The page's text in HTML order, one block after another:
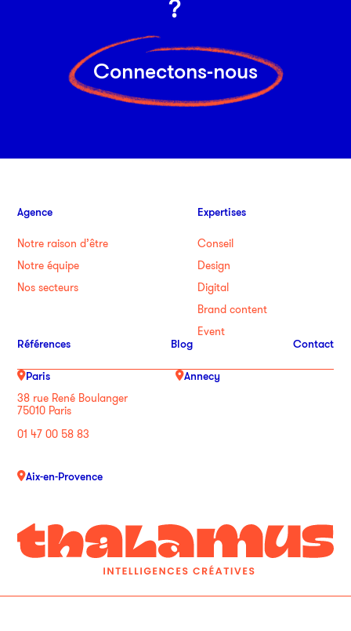
?
Connectons-nous
Agence
Notre raison d’être
Notre équipe
Nos secteurs
Expertises
Conseil
Design
Digital
Brand content
Event
Références Blog Contact
Paris
38 rue René Boulanger
75010 Paris
01 47 00 58 83
Annecy
Aix-en-Provence